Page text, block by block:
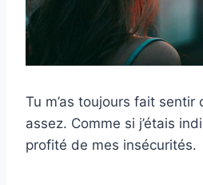
Tu m’as toujours fait sentir
assez. Comme si j’étais
profité de mes insécurités.